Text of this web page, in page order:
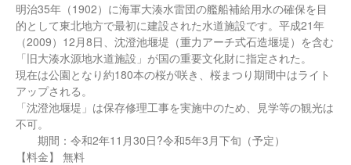
明治35年（1902）に海軍大湊水雷団の艦船補給用水の確保を目
的として東北地方で最初に建設された水道施設です。平成21年
（2009）12月8日、沈澄池堰堤（重力アーチ式石造堰堤）を含む
「旧大湊水源地水道施設」が国の重要文化財に指定された。
現在は公園となり約180本の桜が咲き、桜まつり期間中はライト
アップされる。
「沈澄池堰堤」は保存修理工事を実施中のため、見学等の観光は
不可。
期間：令和2年11月30日?令和5年3月下旬（予定）
【料金】 無料